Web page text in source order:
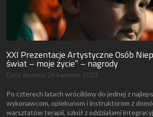
XXI Prezentacje Artystyczne Osób
świat – moje życie” – nagrody
Data dodania 26 kwietnia 2023
Po czterech latach wróciliśmy do jednej z
wykonawcom, opiekunom i instruktorom z
warsztatów terapii, szkół z oddziałami